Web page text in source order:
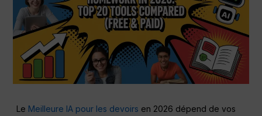
Le Meilleure IA pour les devoirs en 2026 dépend de vos